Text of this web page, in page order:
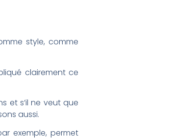
style, comme
clairement ce
et s’il ne veut que
aussi.
exemple, permet